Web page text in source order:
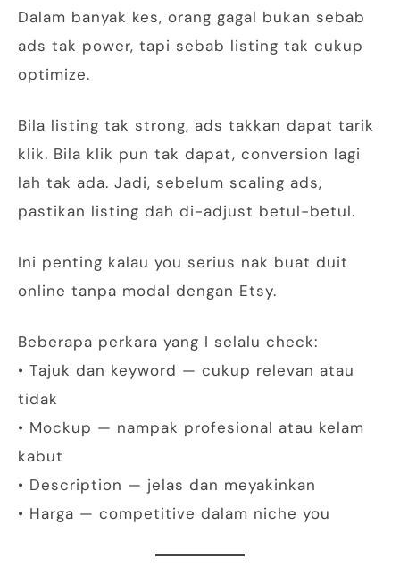
Dalam banyak kes, orang gagal bukan sebab
ads tak power, tapi sebab listing tak cukup
optimize.
Bila listing tak strong, ads takkan dapat tarik
klik. Bila klik pun tak dapat, conversion lagi
lah tak ada. Jadi, sebelum scaling ads,
pastikan listing dah di-adjust betul-betul.
Ini penting kalau you serius nak buat duit
online tanpa modal dengan Etsy.
Beberapa perkara yang I selalu check:
• Tajuk dan keyword — cukup relevan atau
tidak
• Mockup — nampak profesional atau kelam
kabut
• Description — jelas dan meyakinkan
• Harga — competitive dalam niche you